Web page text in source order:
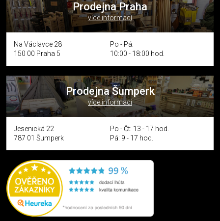
Prodejna Praha
více informací
Na Václavce 28
150 00 Praha 5
Po - Pá:
10:00 - 18:00 hod.
Prodejna Šumperk
více informací
Jesenická 22
787 01 Šumperk
Po - Čt: 13 - 17 hod.
Pá: 9 - 17 hod.